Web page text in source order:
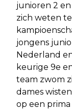
junioren 2
zich weten
jongens
Nederland
keurige 9e
team zwom
dames
op een prima